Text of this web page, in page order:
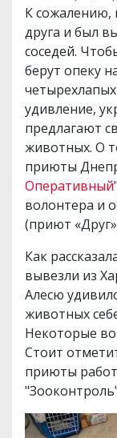
К сожалению,
друга и был
соседей.
берут опеку
удивление,
предлагают
животных. О
приюты
Оперативный
волонтера и
(приют
Как
вывезли из
Алесю
животных
Некоторые
Стоит
приюты